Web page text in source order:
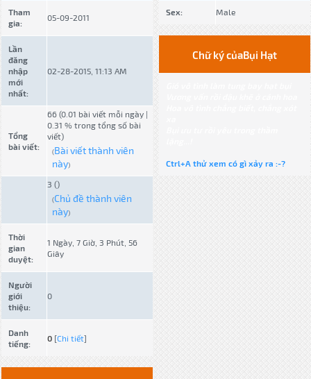
Tham
gia:
05-09-2011
Lần
đăng
nhập
mới
nhất:
02-28-2015, 11:13 AM
Tổng
bài viết:
66 (0.01 bài viết mỗi ngày |
0.31 % trong tổng số bài
viết)
(Bài viết thành viên
này)
3 ()
(Chủ đề thành viên
này)
Thời
gian
duyệt:
1 Ngày, 7 Giờ, 3 Phút, 56
Giây
Người
giới
thiệu:
0
Danh
tiếng:
0 [Chi tiết]
Sex: Male
Chữ ký củaBụi Hạt
Ctrl+A thử xem có gì xảy ra :-?